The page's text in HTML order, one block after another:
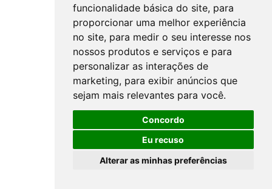
funcionalidade básica do site, para
proporcionar uma melhor experiência
no site, para medir o seu interesse nos
nossos produtos e serviços e para
personalizar as interações de
marketing, para exibir anúncios que
sejam mais relevantes para você.
Concordo
Eu recuso
Alterar as minhas preferências